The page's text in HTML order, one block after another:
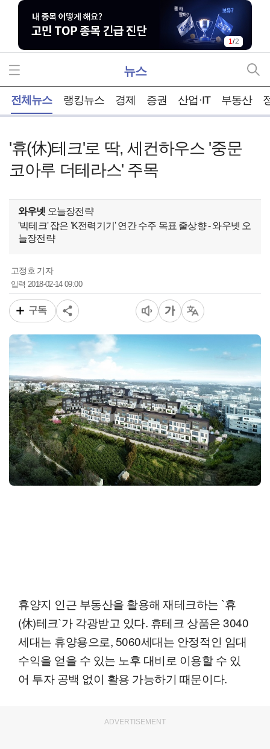
1/2
뉴스
전체뉴스 랭킹뉴스 경제 증권 산업·IT 부동산
'휴(休)테크'로 딱, 세컨하우스 '중문
코아루 더테라스' 주목
와우넷 오늘장전략
'빅테크' 잡은 'K전력기기' 연간 수주 목표 줄상향 - 와우넷 오
늘장전략
고정호 기자
입력 2018-02-14 09:00
구독
휴양지 인근 부동산을 활용해 재테크하는 `휴
(休)테크`가 각광받고 있다. 휴테크 상품은 3040
세대는 휴양용으로, 5060세대는 안정적인 임대
수익을 얻을 수 있는 노후 대비로 이용할 수 있
어 투자 공백 없이 활용 가능하기 때문이다.
ADVERTISEMENT